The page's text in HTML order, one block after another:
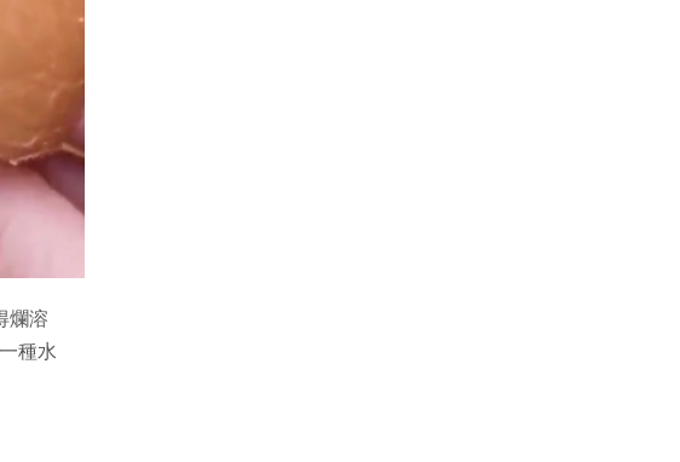
爛溶
種水